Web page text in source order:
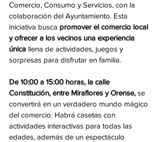
Comercio, Consumo y Servicios, con la
colaboración del Ayuntamiento. Esta
iniciativa busca promover el comercio local
y ofrecer a los vecinos una experiencia
única llena de actividades, juegos y
sorpresas para disfrutar en familia.
De 10:00 a 15:00 horas, la calle
Constitución, entre Miraflores y Orense, se
convertirá en un verdadero mundo mágico
del comercio. Habrá casetas con
actividades interactivas para todas las
edades, además de un espectáculo